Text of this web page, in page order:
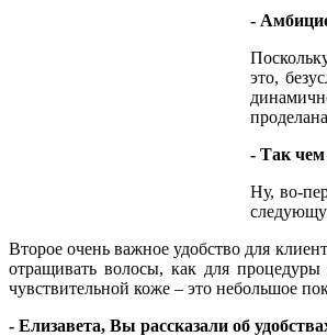
-
это,
- Так чем
Ну, во-
Второе очень важное удобство для
отращивать волосы, как для
чувствительной коже – это небольшое
- Елизавета, Вы рассказали об